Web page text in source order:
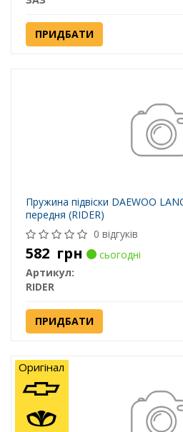
ПРИДБАТИ
Пружина підвіски DAEWOO
передня (RIDER)
0 відгуків
582 грн
сьогодні
Артикул:
RIDER
ПРИДБАТИ
Оригінал